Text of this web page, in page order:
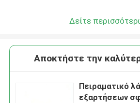
Δείτε
Αποκτήστε την
Πειραματικό
εξαρτήσεων